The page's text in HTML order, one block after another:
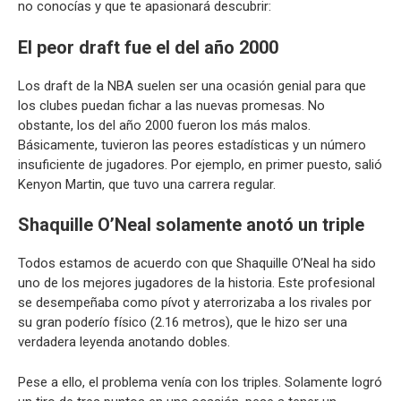
no conocías y que te apasionará descubrir:
El peor draft fue el del año 2000
Los draft de la NBA suelen ser una ocasión genial para que
los clubes puedan fichar a las nuevas promesas. No
obstante, los del año 2000 fueron los más malos.
Básicamente, tuvieron las peores estadísticas y un número
insuficiente de jugadores. Por ejemplo, en primer puesto, salió
Kenyon Martin, que tuvo una carrera regular.
Shaquille O’Neal solamente anotó un triple
Todos estamos de acuerdo con que Shaquille O’Neal ha sido
uno de los mejores jugadores de la historia. Este profesional
se desempeñaba como pívot y aterrorizaba a los rivales por
su gran poderío físico (2.16 metros), que le hizo ser una
verdadera leyenda anotando dobles.
Pese a ello, el problema venía con los triples. Solamente logró